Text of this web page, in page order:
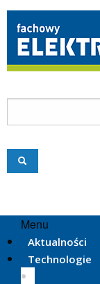
Menu
Aktualności
Technologie